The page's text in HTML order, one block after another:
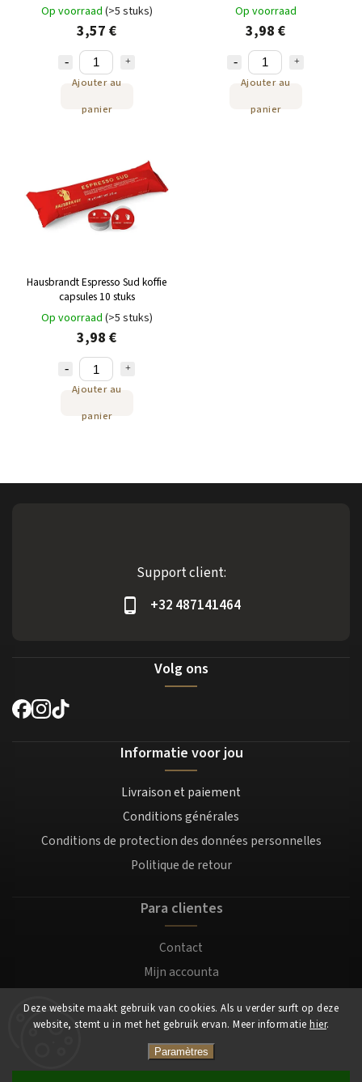
Deze website maakt gebruik van cookies. Als u verder surft op deze
website, stemt u in met het gebruik ervan. Meer informatie hier.
Paramètres
Op voorraad (>5 stuks)
3,57 €
Ajouter au
panier
Op voorraad
3,98 €
Ajouter au
panier
Hausbrandt Espresso Sud koffie
capsules 10 stuks
Op voorraad (>5 stuks)
3,98 €
Ajouter au
panier
Support client:
+32 487141464
Volg ons
Informatie voor jou
Livraison et paiement
Conditions générales
Conditions de protection des données personnelles
Politique de retour
Para clientes
Contact
Mijn accounta
Login